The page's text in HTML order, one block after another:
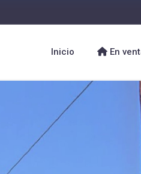
Inicio En